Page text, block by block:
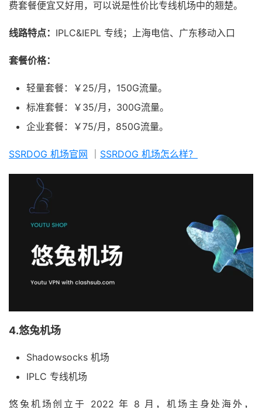
费套餐便宜又好用，可以说是性价比专线机场中的翘楚。
线路特点： IPLC&IEPL 专线；上海电信、广东移动入口
套餐价格：
轻量套餐：￥25/月，150G流量。
标准套餐：￥35/月，300G流量。
企业套餐：￥75/月，850G流量。
SSRDOG 机场官网 SSRDOG 机场怎么样？
4.悠兔机场
Shadowsocks 机场
IPLC 专线机场
悠兔机场创立于 2022 年 8 月，机场主身处海外，